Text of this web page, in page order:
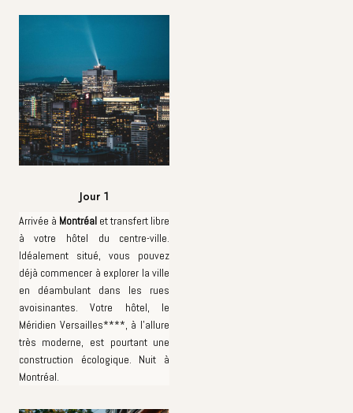
Jour 1
Arrivée à Montréalet transfert libre
à votre hôtel du centre-ville.
Idéalement situé, vous pouvez
déjà commencer à explorer la ville
en déambulant dans les rues
avoisinantes. Votre hôtel, le
Méridien Versailles****, à l’allure
très moderne, est pourtant une
construction écologique. Nuit à
Montréal.